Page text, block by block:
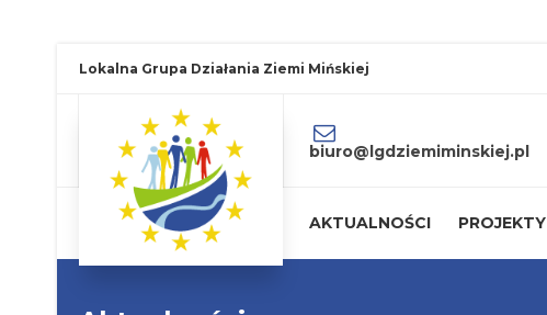
Lokalna Grupa Działania Ziemi Mińskiej
biuro@lgdziemiminskiej.pl
AKTUALNOŚCI PROJEKTY